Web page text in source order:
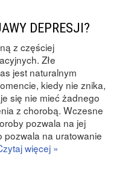
DEPRESJI?
z częściej
Złe
jest naturalnym
kiedy nie znika,
się nie mieć żadnego
z chorobą. Wczesne
pozwala na jej
na uratowanie
więcej »